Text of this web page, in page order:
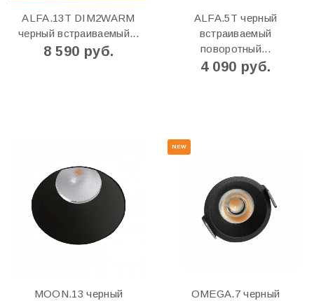
ALFA.13T DIM2WARM
черный встраиваемый...
8 590 руб.
ALFA.5T черный
встраиваемый
поворотный...
4 090 руб.
MOON.13 черный
NEW
OMEGA.7 черный